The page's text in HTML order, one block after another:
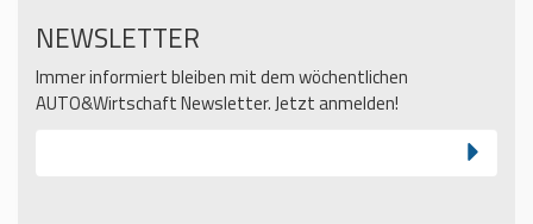
NEWSLETTER
Immer informiert bleiben mit dem wöchentlichen
AUTO&Wirtschaft Newsletter. Jetzt anmelden!